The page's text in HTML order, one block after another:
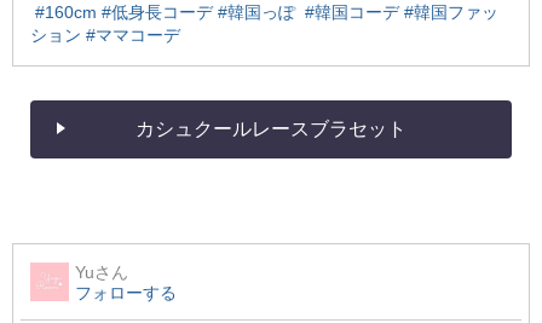
#160cm #低身長コーデ #韓国っぽ⁡⁡ #韓国コーデ #韓国ファッ
ション #ママコーデ
カシュクールレースブラセット
Yuさん
フォローする